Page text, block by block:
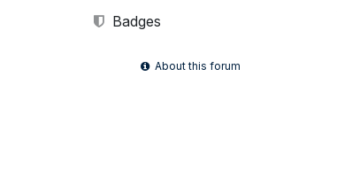
Badges
About this forum